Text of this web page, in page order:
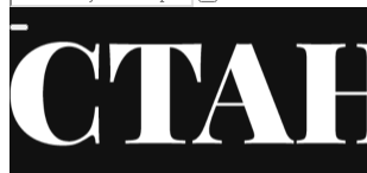
for:
Search
Primary
Menu